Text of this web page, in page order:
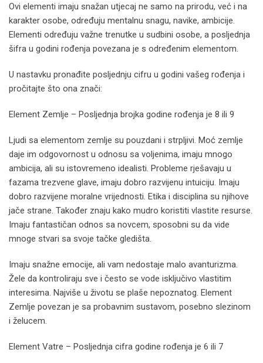
Ovi elementi imaju snažan utjecaj ne samo na prirodu, već i na
karakter osobe, određuju mentalnu snagu, navike, ambicije.
Elementi određuju važne trenutke u sudbini osobe, a posljednja
šifra u godini rođenja povezana je s određenim elementom.
U nastavku pronađite posljednju cifru u godini vašeg rođenja i
pročitajte što ona znači:
Element Zemlje – Posljednja brojka godine rođenja je 8 ili 9
Ljudi sa elementom zemlje su pouzdani i strpljivi. Moć zemlje
daje im odgovornost u odnosu sa voljenima, imaju mnogo
ambicija, ali su istovremeno idealisti. Probleme rješavaju u
fazama trezvene glave, imaju dobro razvijenu intuiciju. Imaju
dobro razvijene moralne vrijednosti. Etika i disciplina su njihove
jače strane. Također znaju kako mudro koristiti vlastite resurse.
Imaju fantastičan odnos sa novcem, sposobni su da vide
mnoge stvari sa svoje tačke gledišta.
Imaju snažne emocije, ali vam nedostaje malo avanturizma.
Žele da kontroliraju sve i često se vode isključivo vlastitim
interesima. Najviše u životu se plaše nepoznatog. Element
Zemlje povezan je sa probavnim sustavom, posebno slezinom
i želucem.
Element Vatre – Posljednja cifra godine rođenja je 6 ili 7